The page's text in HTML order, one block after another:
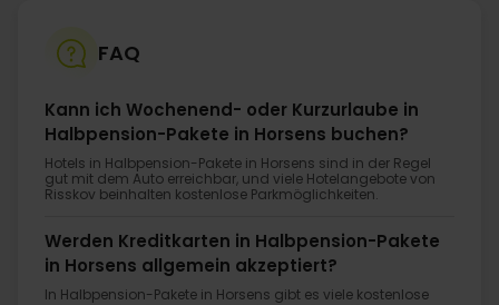
FAQ
Kann ich Wochenend- oder Kurzurlaube in
Halbpension-Pakete in Horsens buchen?
Hotels in Halbpension-Pakete in Horsens sind in der Regel
gut mit dem Auto erreichbar, und viele Hotelangebote von
Risskov beinhalten kostenlose Parkmöglichkeiten.
Werden Kreditkarten in Halbpension-Pakete
in Horsens allgemein akzeptiert?
In Halbpension-Pakete in Horsens gibt es viele kostenlose